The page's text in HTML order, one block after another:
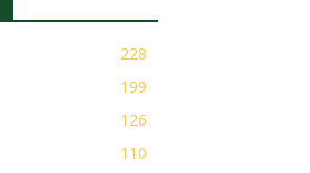
228
199
126
110